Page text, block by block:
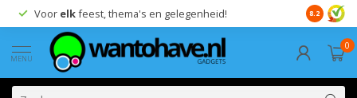
Voor elkfeest, thema's en gelegenheid! 8.2
MENU
0